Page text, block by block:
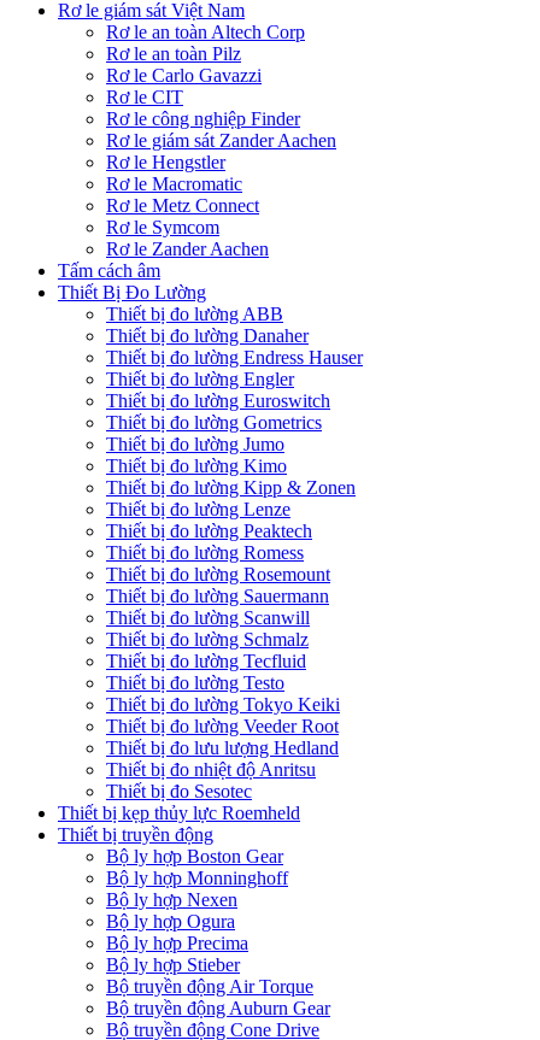
Rơ le giám sát Việt Nam
Rơ le an toàn Altech Corp
Rơ le an toàn Pilz
Rơ le Carlo Gavazzi
Rơ le CIT
Rơ le công nghiệp Finder
Rơ le giám sát Zander Aachen
Rơ le Hengstler
Rơ le Macromatic
Rơ le Metz Connect
Rơ le Symcom
Rơ le Zander Aachen
Tấm cách âm
Thiết Bị Đo Lường
Thiết bị đo lường ABB
Thiết bị đo lường Danaher
Thiết bị đo lường Endress Hauser
Thiết bị đo lường Engler
Thiết bị đo lường Euroswitch
Thiết bị đo lường Gometrics
Thiết bị đo lường Jumo
Thiết bị đo lường Kimo
Thiết bị đo lường Kipp & Zonen
Thiết bị đo lường Lenze
Thiết bị đo lường Peaktech
Thiết bị đo lường Romess
Thiết bị đo lường Rosemount
Thiết bị đo lường Sauermann
Thiết bị đo lường Scanwill
Thiết bị đo lường Schmalz
Thiết bị đo lường Tecfluid
Thiết bị đo lường Testo
Thiết bị đo lường Tokyo Keiki
Thiết bị đo lường Veeder Root
Thiết bị đo lưu lượng Hedland
Thiết bị đo nhiệt độ Anritsu
Thiết bị đo Sesotec
Thiết bị kẹp thủy lực Roemheld
Thiết bị truyền động
Bộ ly hợp Boston Gear
Bộ ly hợp Monninghoff
Bộ ly hợp Nexen
Bộ ly hợp Ogura
Bộ ly hợp Precima
Bộ ly hợp Stieber
Bộ truyền động Air Torque
Bộ truyền động Auburn Gear
Bộ truyền động Cone Drive